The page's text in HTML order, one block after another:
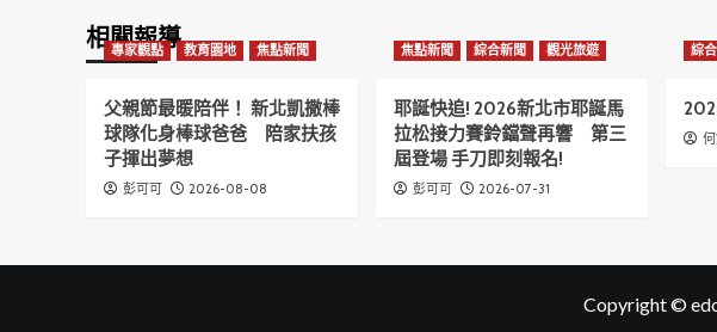
相關報導
專家觀點 教育園地 焦點新聞
父親節最暖陪伴！ 新北凱撒棒
球隊化身棒球爸爸 陪家扶孩
子揮出夢想
彭可可 2026-08-08
焦點新聞 綜合新聞 觀光旅遊
耶誕快追! 2026新北市耶誕馬
拉松接力賽鈴鐺聲再響 第三
屆登場 手刀即刻報名!
彭可可 2026-07-31
綜
Copyright ©